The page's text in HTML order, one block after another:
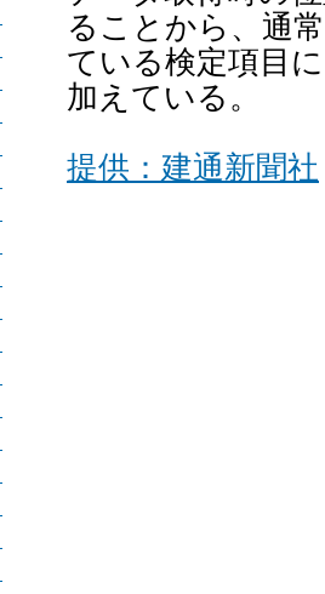
ることから、通
ている検定項目
加えている。
提供：建通新聞社